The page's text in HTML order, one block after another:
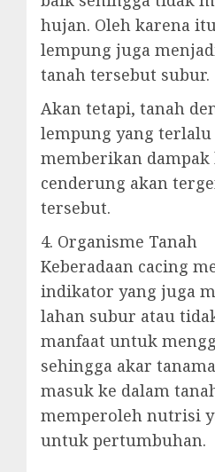
hujan. Oleh karena
lempung juga
tanah tersebut subur.
Akan tetapi, tanah
lempung yang
memberikan
cenderung akan
tersebut.
4. Organisme Tanah
Keberadaan cacing
indikator yang juga
lahan subur atau
manfaat untuk
sehingga akar
masuk ke dalam
memperoleh nutrisi
untuk pertumbuhan.